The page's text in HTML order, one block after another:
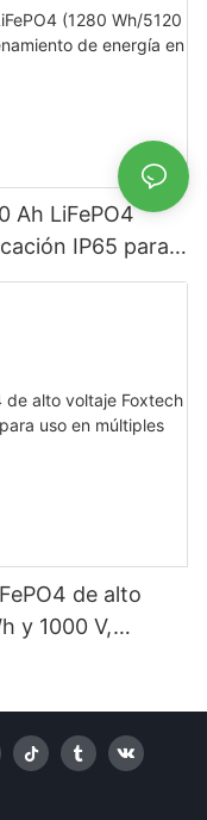
Ah LiFePO4
IP65 para
solares
de alto
y 1000 V,